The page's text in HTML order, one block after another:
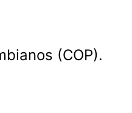
(COP).